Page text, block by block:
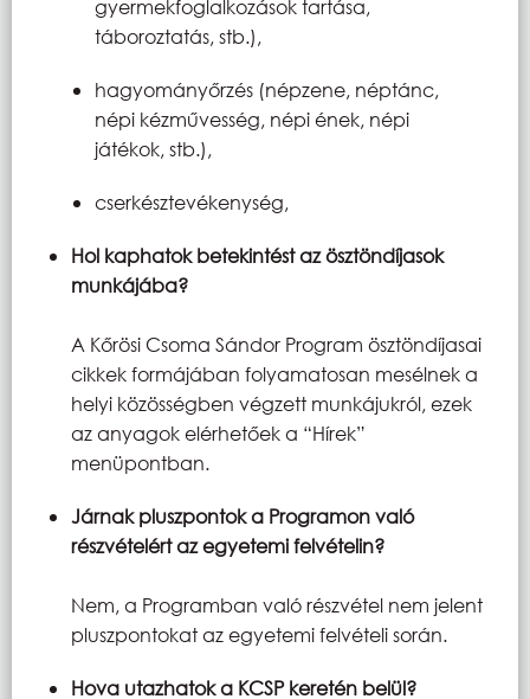
gyermekfoglalkozások tartása,
táboroztatás, stb.),
hagyományőrzés (népzene, néptánc,
népi kézművesség, népi ének, népi
játékok, stb.),
cserkésztevékenység,
Hol kaphatok betekintést az ösztöndíjasok
munkájába?
A Kőrösi Csoma Sándor Program ösztöndíjasai
cikkek formájában folyamatosan mesélnek a
helyi közösségben végzett munkájukról, ezek
az anyagok elérhetőek a “Hírek”
menüpontban.
Járnak pluszpontok a Programon való
részvételért az egyetemi felvételin?
Nem, a Programban való részvétel nem jelent
pluszpontokat az egyetemi felvételi során.
Hova utazhatok a KCSP keretén belül?